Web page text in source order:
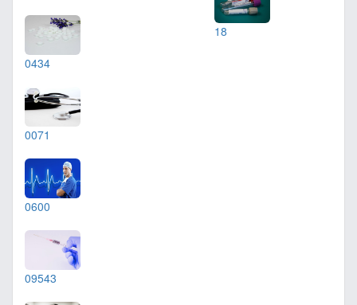
0434
0071
0600
09543
18